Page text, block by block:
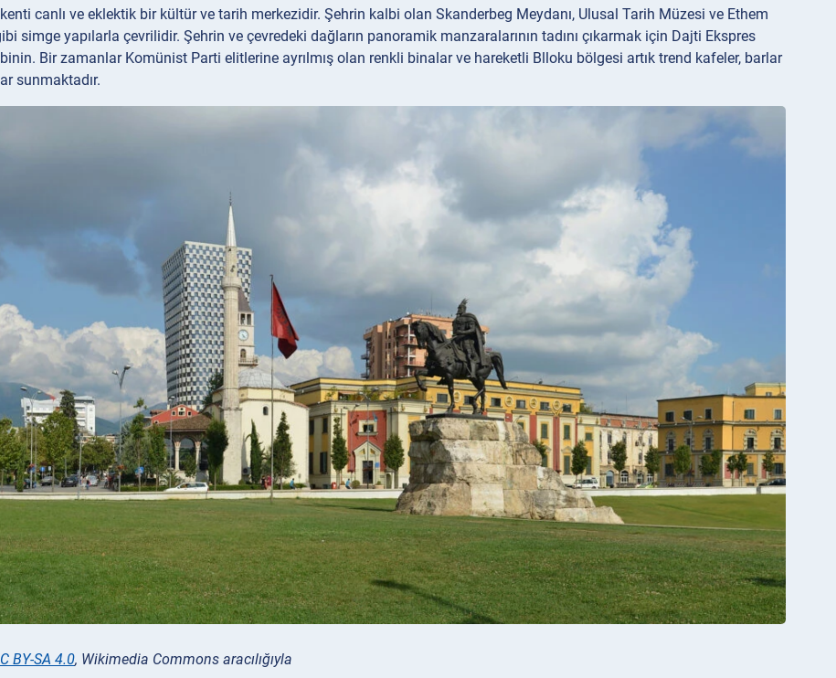
canlı ve eklektik bir kültür ve tarih merkezidir. Şehrin kalbi olan Skanderbeg Meydanı, Ulusal Tarih Müzesi ve Ethem
simge yapılarla çevrilidir. Şehrin ve çevredeki dağların panoramik manzaralarının tadını çıkarmak için Dajti Ekspres
Bir zamanlar Komünist Parti elitlerine ayrılmış olan renkli binalar ve hareketli Blloku bölgesi artık trend kafeler, barlar
sunmaktadır.
BY-SA 4.0, Wikimedia Commons aracılığıyla